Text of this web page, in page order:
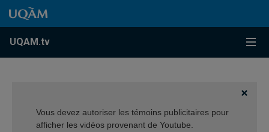
Accéder au contenu
Accéder au menu principal
Accéder à la recherche
Accéder au contenu
Accéder au menu principal
UQAM.tv
Vous devez autoriser les témoins publicitaires pour
afficher les vidéos provenant de Youtube.